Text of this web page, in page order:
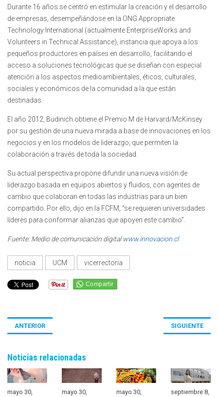
Durante 16 años se centró en estimular la creación y el desarrollo
de empresas, desempeñándose en la ONG Appropriate
Technology International (actualmente EnterpriseWorks and
Volunteers in Technical Assistance), instancia que apoya a los
pequeños productores en países en desarrollo, facilitando el
acceso a soluciones tecnológicas que se diseñan con especial
atención a los aspectos medioambientales, éticos, culturales,
sociales y económicos de la comunidad a la que están
destinadas.
El año 2012, Budinich obtiene el Premio M de Harvard/McKinsey
por su gestión de una nueva mirada a base de innovaciones en los
negocios y en los modelos de liderazgo, que permiten la
colaboración a través de toda la sociedad.
Su actual perspectiva propone difundir una nueva visión de
liderazgo basada en equipos abiertos y fluidos, con agentes de
cambio que colaboran en todas las industrias para un bien
compartido. Por ello, dijo en la FCFM, “se requieren universidades
líderes para conformar alianzas que apoyen este cambio”.
Fuente: Medio de comunicación digitalwww.innovacion.cl
noticia UCM vicerrectoria
ANTERIOR SIGUIENTE
Noticias relacionadas
mayo 30,
mayo 30,
mayo 30,
septiembre 8,